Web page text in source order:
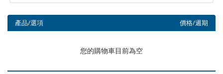
產品/選項 價格/週期
您的購物車目前為空